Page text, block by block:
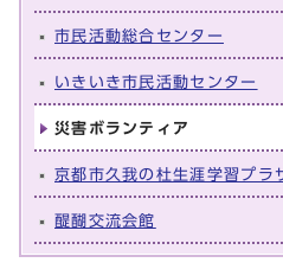
市民活動総合センター
いきいき市民活動センター
災害ボランティア
京都市久我の杜生涯学習プラ
醍醐交流会館